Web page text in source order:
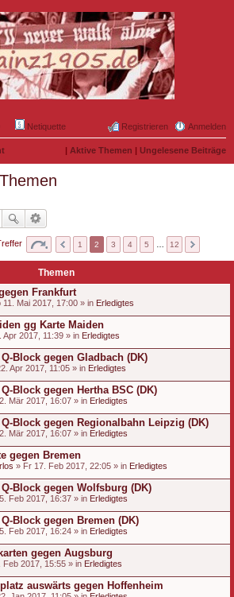
Netiquette Anmelden
Registrieren
| Aktive Themen | Ungelesene Beiträge
1 2 3 4 5 12
Themen
Frankfurt
11. Mai 2017, 17:00 » in Erledigtes
gg Karte Maiden
Apr 2017, 11:39 » in Erledigtes
Block gegen Gladbach (DK)
Apr 2017, 11:05 » in Erledigtes
Block gegen Hertha BSC (DK)
Mär 2017, 16:07 » in Erledigtes
Block gegen Regionalbahn Leipzig (DK)
Mär 2017, 16:07 » in Erledigtes
gegen Bremen
» Fr 17. Feb 2017, 22:05 » in Erledigtes
Block gegen Wolfsburg (DK)
Feb 2017, 16:37 » in Erledigtes
Block gegen Bremen (DK)
Feb 2017, 16:24 » in Erledigtes
gegen Augsburg
Feb 2017, 15:55 » in Erledigtes
auswärts gegen Hoffenheim